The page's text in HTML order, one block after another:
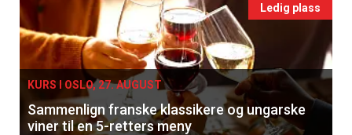
Ledig plass
KURS I OSLO, 27. AUGUST
Sammenlign franske klassikere og ungarske
viner til en 5-retters meny